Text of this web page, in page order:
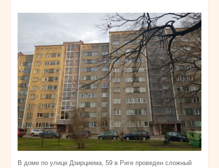
В доме по улице Дзирциема, 59 в Риге проведен сложный